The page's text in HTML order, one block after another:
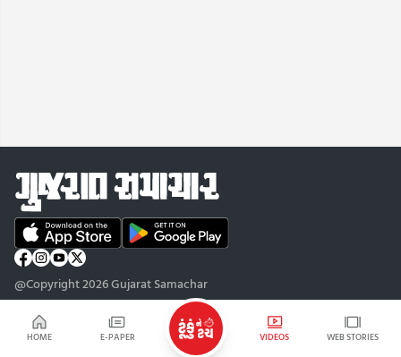
HOME E-PAPER VIDEOS WEB STORIES
@Copyright 2026 Gujarat Samachar